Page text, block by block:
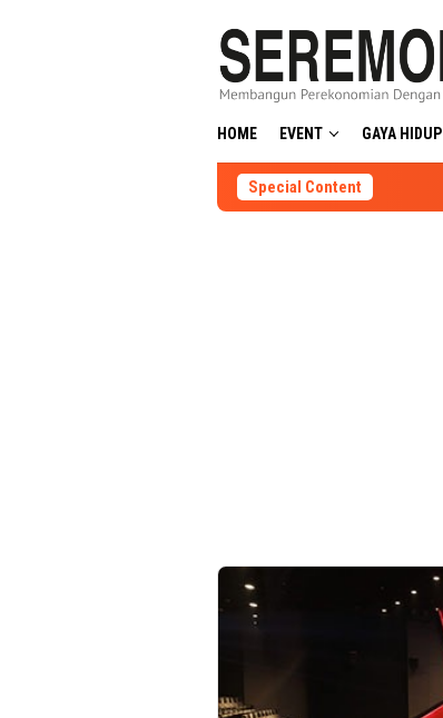
HOME EVENT GAYA HIDUP
Special Content